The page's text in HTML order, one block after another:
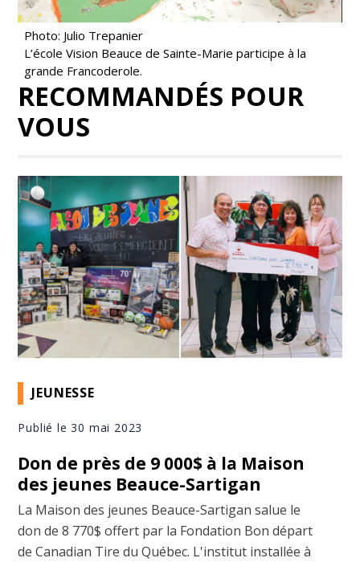
Photo: Julio Trepanier
L’école Vision Beauce de Sainte-Marie participe à la
grande Francoderole.
RECOMMANDÉS POUR
VOUS
JEUNESSE
Publié le 30 mai 2023
Don de près de 9 000$ à la Maison
des jeunes Beauce-Sartigan
La Maison des jeunes Beauce-Sartigan salue le
don de 8 770$ offert par la Fondation Bon départ
de Canadian Tire du Québec. L'institut installée à